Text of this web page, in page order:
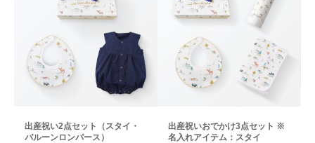
出産祝い2点セット（スタイ・
バルーンロンパース）
出産祝いおでかけ3点セット ※
名入れアイテム：スタイ